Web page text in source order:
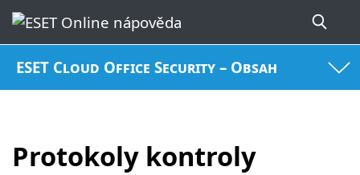
ESET Cloud Office Security – Obsah
Protokoly kontroly